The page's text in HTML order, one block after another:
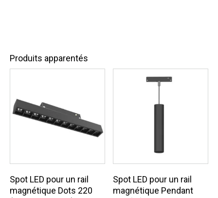
Produits apparentés
Spot LED pour un rail
magnétique Dots 220
Spot LED pour un rail
magnétique Pendant